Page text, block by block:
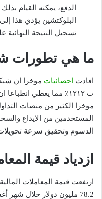
الدفع، يمكنه القيام
البلوكتشين يؤدي هذا
تسجيل النتيجة النهائية
ما هي تطورات
افادت احصائيات موخرا ان
مؤخرا الكثير من منصات
المستخدمين من الايداع
الدسوم وتحقيق سرعة
ازدياد قيمة
ارتفعت قيمة المعاملات
78.2 مليون دولار خلال